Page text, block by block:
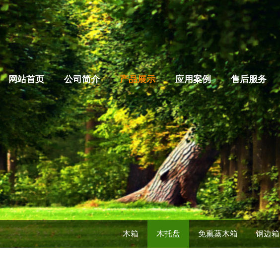
网站首页 公司简介 产品展示 应用案例 售后服务
木箱 木托盘 免熏蒸木箱 钢边箱